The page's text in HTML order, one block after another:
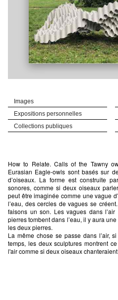
How to Relate. Calls of the Tawny
Eurasian Eagle-owls sont basés sur
d’oiseaux. La forme est construite
sonores, comme si deux oiseaux
peut être imaginée comme une vague
l’eau, des cercles de vagues se
faisons un son. Les vagues dans
pierres tombent dans l’eau, il y aura
les deux pierres.
La même chose se passe dans l’air,
temps, les deux sculptures montrent
l'air comme si deux oiseaux
Images
Expositions personnelles
Collections publiques